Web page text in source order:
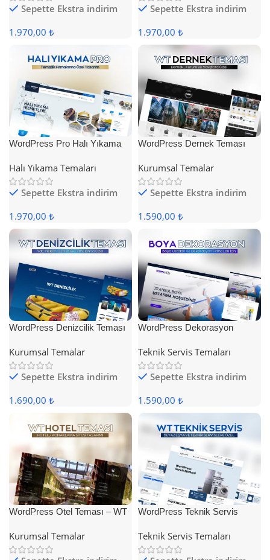
Sepette Ekstra indirim
1.970,00 ₺
Sepette Ekstra indirim
1.970,00 ₺
WordPress Pro Halı Yıkama
Halı Yıkama Temaları
Sepette Ekstra indirim
1.970,00 ₺
WordPress Dernek Teması
Kurumsal Temalar
Sepette Ekstra indirim
1.590,00 ₺
WordPress Denizcilik Teması
Kurumsal Temalar
Sepette Ekstra indirim
1.690,00 ₺
WordPress Dekorasyon
Teknik Servis Temaları
Sepette Ekstra indirim
1.590,00 ₺
WordPress Otel Teması – WT
Kurumsal Temalar
WordPress Teknik Servis
Teknik Servis Temaları